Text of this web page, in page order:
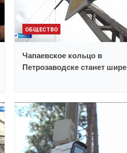
ОБЩЕСТВО
Чапаевское кольцо в
Петрозаводске станет шире